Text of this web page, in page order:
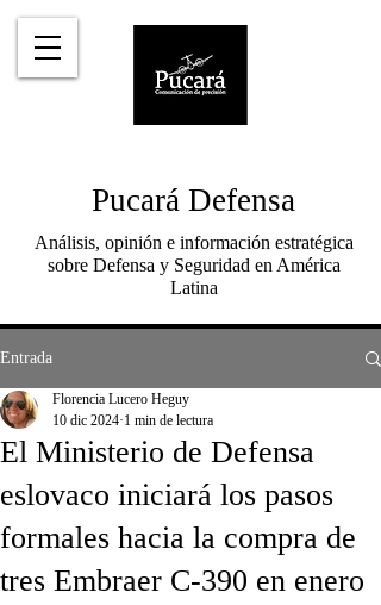
Pucará Defensa
Análisis, opinión e información estratégica
sobre Defensa y Seguridad en América
Latina
Entrada
El Ministerio de Defensa
eslovaco iniciará los pasos
formales hacia la compra de
tres Embraer C-390 en enero
Florencia Lucero Heguy
10 dic 2024 1 min de lectura